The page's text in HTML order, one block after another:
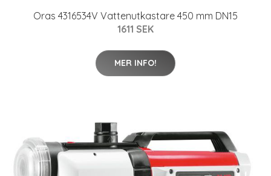
Oras 4316534V Vattenutkastare 450 mm DN15
1611 SEK
MER INFO!